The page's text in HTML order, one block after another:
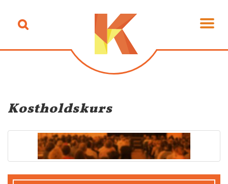
Kostholdskurs